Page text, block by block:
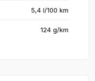
5,4 l/100 km
124 g/km